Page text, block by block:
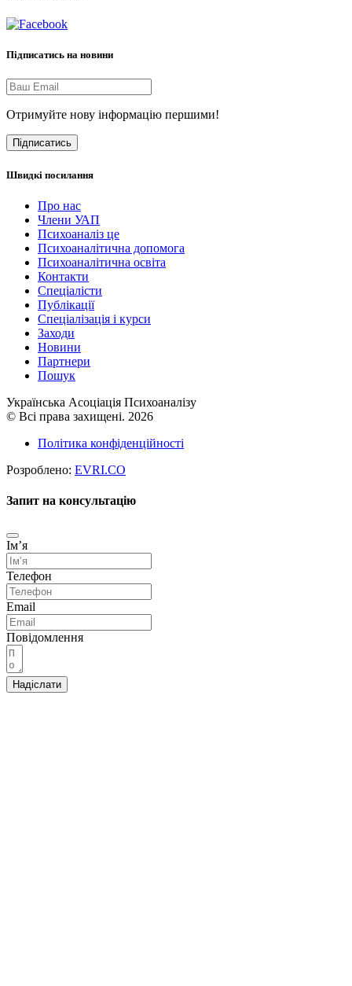
Підписатись на новини
Отримуйте нову інформацію першими!
Підписатись
Швидкі посилання
Про нас
Члени УАП
Психоаналіз це
Психоаналітична допомога
Психоаналітична освіта
Контакти
Спеціалісти
Публікації
Cпеціалізація і курси
Заходи
Новини
Партнери
Пошук
Українська Асоціація Психоаналізу
© Всі права захищені. 2026
Політика конфіденційності
Розроблено: EVRI.CO
Запит на консультацію
Імʼя
Телефон
Email
Повідомлення
Надіслати